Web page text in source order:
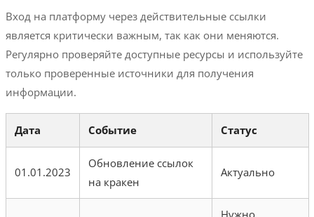
Вход на платформу через действительные ссылки
является критически важным, так как они меняются.
Регулярно проверяйте доступные ресурсы и используйте
только проверенные источники для получения
информации.
Дата Событие Статус
01.01.2023
Обновление ссылок
на кракен
Актуально